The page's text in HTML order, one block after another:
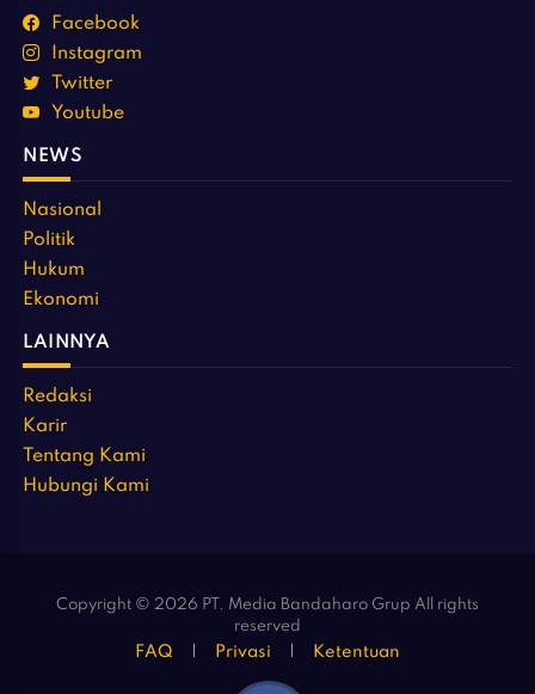
Facebook
Instagram
Twitter
Youtube
NEWS
Nasional
Politik
Hukum
Ekonomi
LAINNYA
Redaksi
Karir
Tentang Kami
Hubungi Kami
Copyright © 2026 PT. Media Bandaharo Grup All rights
reserved
FAQ Privasi Ketentuan